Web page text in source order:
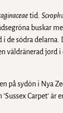
tid.
buskar
de södra delarna.
väldränerad jord
på sydön i Nya
Carpet’